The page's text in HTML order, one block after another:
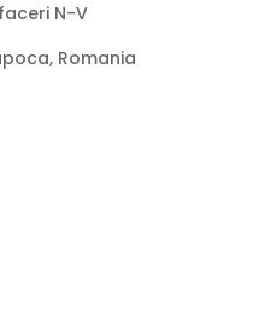
N-V
Romania